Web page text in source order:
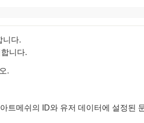
니다.
니다.
.
트메쉬의 ID와 유저 데이터에 설정된